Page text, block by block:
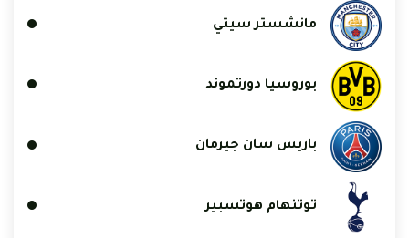
مانشستر سيتي
بوروسيا دورتموند
باريس سان جيرمان
توتنهام هوتسبير